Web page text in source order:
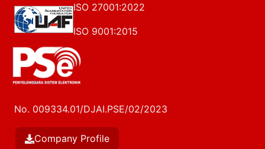
ISO 27001:2022
ISO 9001:2015
No. 009334.01/DJAI.PSE/02/2023
Company Profile